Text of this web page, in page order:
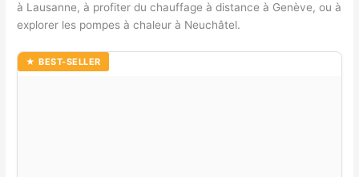
à Lausanne, à profiter du chauffage à distance à Genève, ou à
explorer les pompes à chaleur à Neuchâtel.
★ BEST-SELLER